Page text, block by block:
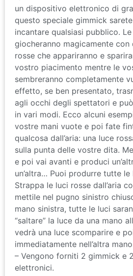
un dispositivo elettronico di
questo speciale gimmick
incantare qualsiasi pubblico.
giocheranno magicamente con
rosse che appariranno e
vostro piacimento mentre le
sembreranno completamente
effetto, se ben presentato,
agli occhi degli spettatori e
in vari modi. Ecco alcuni
vostre mani vuote e poi fate
qualcosa dall’aria: una luce
sulla punta delle vostre dita.
e poi vai avanti e produci
un’altra… Puoi produrre tutte le
Strappa le luci rosse dall’aria
mettile nel pugno sinistro
mano sinistra, tutte le luci
“saltare” la luce da una mano
vedrà una luce scomparire e
immediatamente nell’altra
– Vengono forniti 2 gimmick e
elettronici.